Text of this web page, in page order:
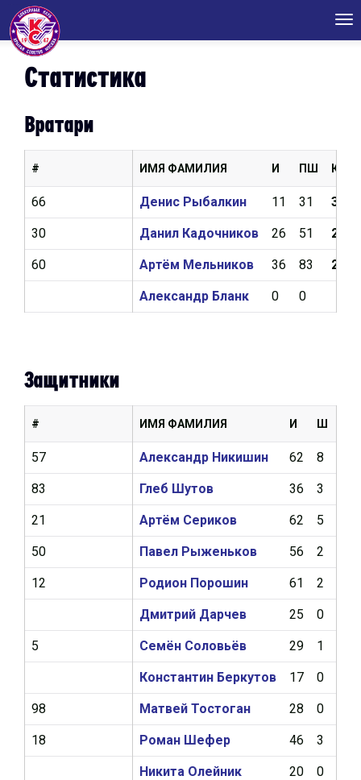
Статистика
Вратари
ИМЯ ФАМИЛИЯ И ПШ КН
Денис Рыбалкин 11 31 3,23
Данил Кадочников 26 51 2,44
Артём Мельников 36 83 2,43
Александр Бланк 0 0
#
66
30
60
Защитники
ИМЯ ФАМИЛИЯ И Ш
Александр Никишин 62 8
Глеб Шутов 36 3
Артём Сериков 62 5
Павел Рыженьков 56 2
Родион Порошин 61 2
Дмитрий Дарчев 25 0
Семён Соловьёв 29 1
Константин Беркутов 17 0
Матвей Тостоган 28 0
Роман Шефер 46 3
Никита Олейник 20 0
#
57
83
21
50
12
5
98
18